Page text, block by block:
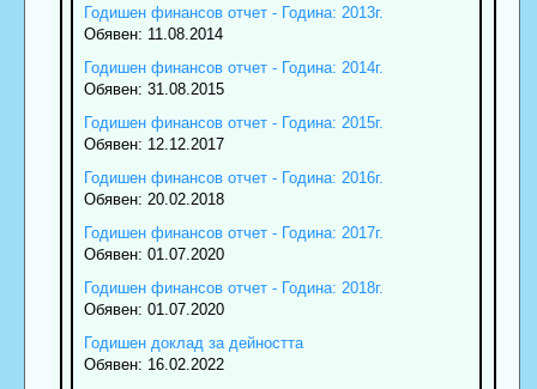
Годишен финансов отчет - Година: 2013г.
Обявен: 11.08.2014
Годишен финансов отчет - Година: 2014г.
Обявен: 31.08.2015
Годишен финансов отчет - Година: 2015г.
Обявен: 12.12.2017
Годишен финансов отчет - Година: 2016г.
Обявен: 20.02.2018
Годишен финансов отчет - Година: 2017г.
Обявен: 01.07.2020
Годишен финансов отчет - Година: 2018г.
Обявен: 01.07.2020
Годишен доклад за дейността
Обявен: 16.02.2022